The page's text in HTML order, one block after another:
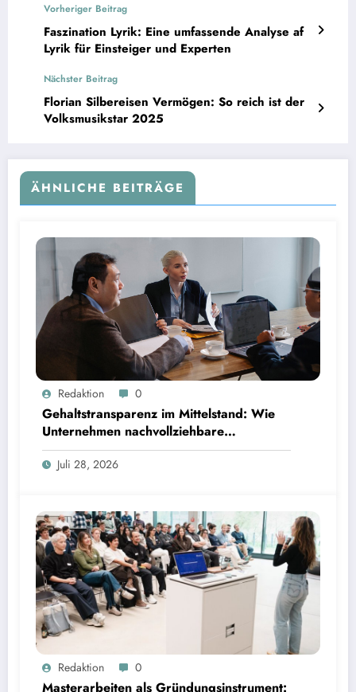
Vorheriger Beitrag
Faszination Lyrik: Eine umfassende Analyse af
Lyrik für Einsteiger und Experten
Nächster Beitrag
Florian Silbereisen Vermögen: So reich ist der
Volksmusikstar 2025
ÄHNLICHE BEITRÄGE
schaffenRedaktion 0
Gehaltstransparenz im Mittelstand: Wie
Unternehmen nachvollziehbare
Vergütungsmodelle schaffen
Juli 28, 2026
TUM
Redaktion 0
Masterarbeiten als Gründungsinstrument: